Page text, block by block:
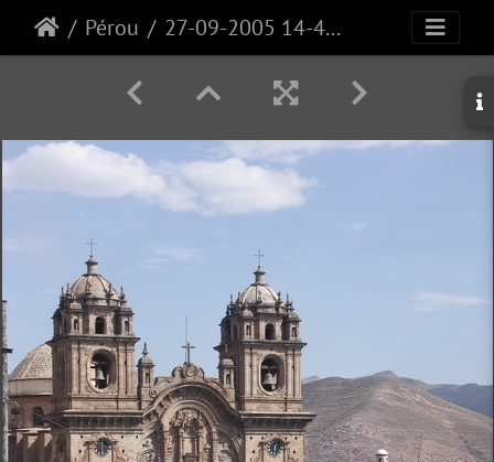
Pérou 27-09-2005 14-43-20-PICT3457